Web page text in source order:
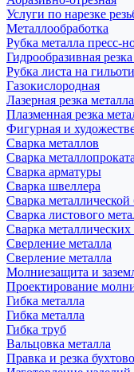
Услуги по нарезке
Металлообработка
Рубка металла пресс-
Гидрообразивная
Рубка листа на
Газокислородная
Лазерная резка металла
Плазменная резка
Фигурная и
Сварка металлов
Сварка металлопроката
Сварка арматуры
Сварка швеллера
Сварка металлической
Сварка листового
Сварка металлических
Сверление металла
Сверление металла
Молниезащита и
Проектирование
Гибка металла
Гибка металла
Гибка труб
Вальцовка металла
Правка и резка